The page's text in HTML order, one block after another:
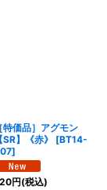
［特価品］アグモン
【SR】《赤》
[BT14-
]
円(税込)